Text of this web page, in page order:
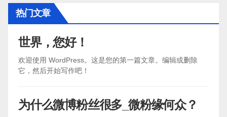
热门文章
世界，您好！
欢迎使用 WordPress。这是您的第一篇文章。编辑或删除
它，然后开始写作吧！
为什么微博粉丝很多_微粉缘何众？